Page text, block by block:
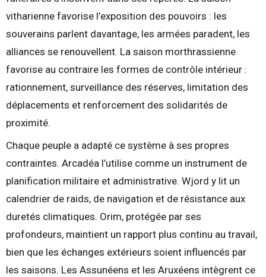
vitharienne favorise l’exposition des pouvoirs : les
souverains parlent davantage, les armées paradent, les
alliances se renouvellent. La saison morthrassienne
favorise au contraire les formes de contrôle intérieur :
rationnement, surveillance des réserves, limitation des
déplacements et renforcement des solidarités de
proximité.
Chaque peuple a adapté ce système à ses propres
contraintes. Arcadéa l’utilise comme un instrument de
planification militaire et administrative. Wjord y lit un
calendrier de raids, de navigation et de résistance aux
duretés climatiques. Orim, protégée par ses
profondeurs, maintient un rapport plus continu au travail,
bien que les échanges extérieurs soient influencés par
les saisons. Les Assunéens et les Aruxéens intègrent ce